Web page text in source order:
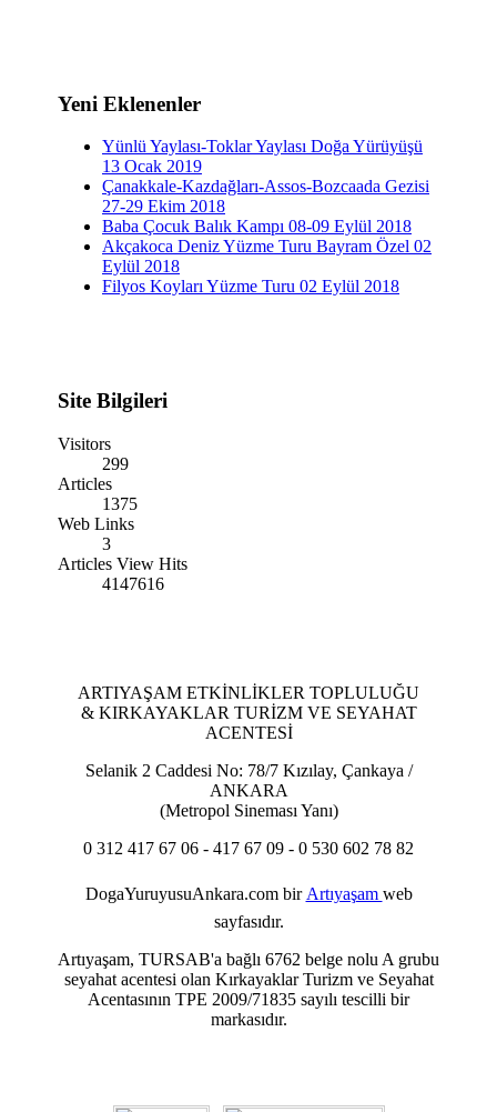
Yeni Eklenenler
Yünlü Yaylası-Toklar Yaylası Doğa Yürüyüşü
13 Ocak 2019
Çanakkale-Kazdağları-Assos-Bozcaada Gezisi
27-29 Ekim 2018
Baba Çocuk Balık Kampı 08-09 Eylül 2018
Akçakoca Deniz Yüzme Turu Bayram Özel 02
Eylül 2018
Filyos Koyları Yüzme Turu 02 Eylül 2018
Site Bilgileri
Visitors
299
Articles
1375
Web Links
3
Articles View Hits
4147616
ARTIYAŞAM ETKİNLİKLER TOPLULUĞU
& KIRKAYAKLAR TURİZM VE SEYAHAT
ACENTESİ
Selanik 2 Caddesi No: 78/7 Kızılay, Çankaya /
ANKARA
(Metropol Sineması Yanı)
0 312 417 67 06 - 417 67 09 - 0 530 602 78 82
DogaYuruyusuAnkara.com bir Artıyaşam web
sayfasıdır.
Artıyaşam, TURSAB'a bağlı 6762 belge nolu A grubu
seyahat acentesi olan Kırkayaklar Turizm ve Seyahat
Acentasının TPE 2009/71835 sayılı tescilli bir
markasıdır.